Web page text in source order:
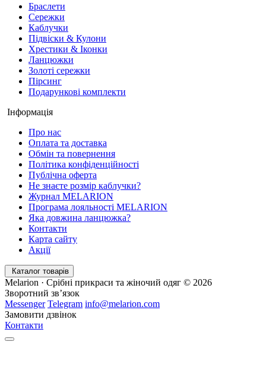
Браслети
Сережки
Каблучки
Підвіски & Кулони
Хрестики & Іконки
Ланцюжки
Золоті сережки
Пірсинг
Подарункові комплекти
Інформація
Про нас
Оплата та доставка
Обмін та повернення
Політика конфіденційності
Публічна оферта
Не знаєте розмір каблучки?
Журнал MELARION
Програма лояльності MELARION
Яка довжина ланцюжка?
Контакти
Карта сайту
Акції
Каталог товарів
Melarion · Срібні прикраси та жіночий одяг © 2026
Зворотний зв’язок
Messenger Telegram info@melarion.com
Замовити дзвінок
Контакти